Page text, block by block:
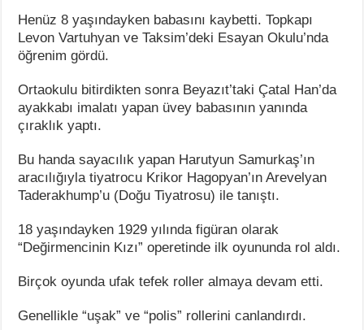
Henüz 8 yaşındayken babasını kaybetti. Topkapı
Levon Vartuhyan ve Taksim’deki Esayan Okulu’nda
öğrenim gördü.
Ortaokulu bitirdikten sonra Beyazıt’taki Çatal Han’da
ayakkabı imalatı yapan üvey babasının yanında
çıraklık yaptı.
Bu handa sayacılık yapan Harutyun Samurkaş’ın
aracılığıyla tiyatrocu Krikor Hagopyan’ın Arevelyan
Taderakhump’u (Doğu Tiyatrosu) ile tanıştı.
18 yaşındayken 1929 yılında figüran olarak
“Değirmencinin Kızı” operetinde ilk oyununda rol aldı.
Birçok oyunda ufak tefek roller almaya devam etti.
Genellikle “uşak” ve “polis” rollerini canlandırdı.